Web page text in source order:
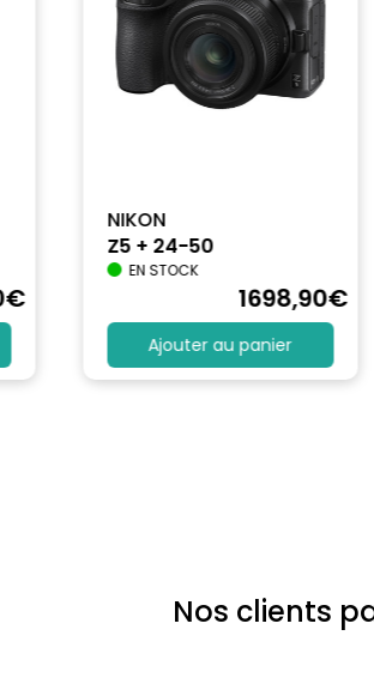
€
NIKON
Z5 + 24-50
EN STOCK
1698,90€
Ajouter au panier
Nos clients